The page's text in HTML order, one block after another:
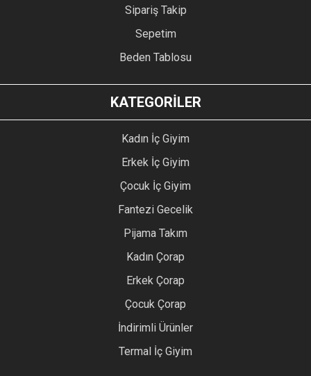
Sipariş Takip
Sepetim
Beden Tablosu
KATEGORİLER
Kadın İç Giyim
Erkek İç Giyim
Çocuk İç Giyim
Fantezi Gecelik
Pijama Takım
Kadın Çorap
Erkek Çorap
Çocuk Çorap
İndirimli Ürünler
Termal İç Giyim